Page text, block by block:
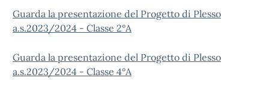
Guarda la presentazione del Progetto di Plesso
a.s.2023/2024 - Classe 2°A
Guarda la presentazione del Progetto di Plesso
a.s.2023/2024 - Classe 4°A